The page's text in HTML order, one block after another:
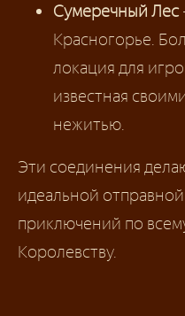
Сумеречный Лес
Красногорье.
локация для
известная
нежитью.
Эти соединения
идеальной
приключений по
Королевству.